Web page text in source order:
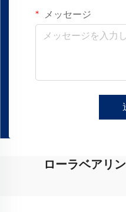
メッセージ
ローラベアリ